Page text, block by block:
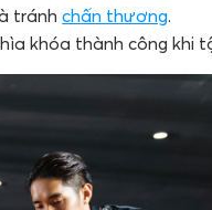
tránhchấn thương.
khóa thành công khi